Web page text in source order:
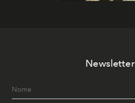
Newsletter